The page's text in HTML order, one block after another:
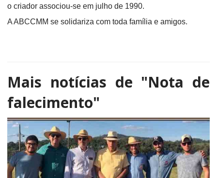
o criador associou-se em julho de 1990.
A ABCCMM se solidariza com toda família e amigos.
Mais notícias de "Nota de
falecimento"